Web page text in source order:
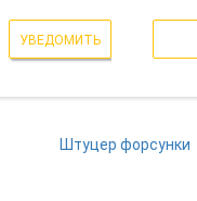
УВЕДОМИТЬ
Штуцер форсунки